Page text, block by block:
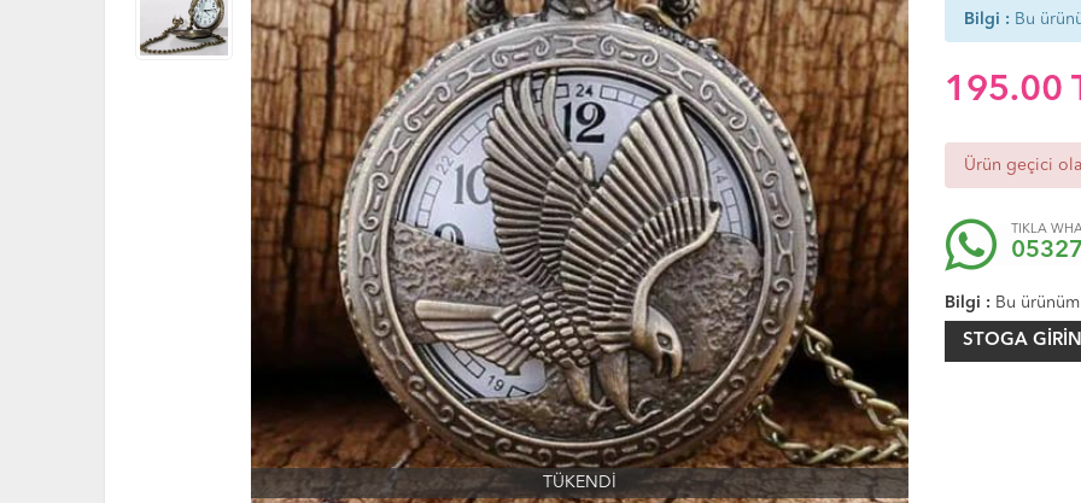
TÜKENDİ
Bilgi : Bu
195.00
Ürün geçici
TIKLA
Bilgi : Bu
STOGA